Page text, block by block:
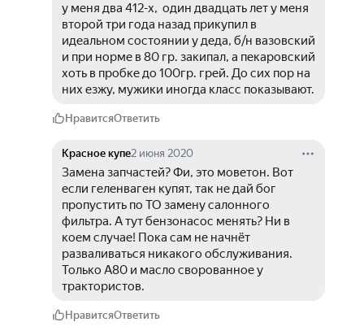
у меня два 412-х,  один двадцать лет у меня
второй три года назад прикупил в
идеальном состоянии у деда, б/н вазовский
и при норме в 80 гр. закипал, а пекаровский
хоть в пробке до 100гр. грей. До сих пор на
них езжу, мужики иногда класс показывают.
НравитсяОтветить
Красное купе2 июня 2020
Замена запчастей? Фи, это моветон. Вот
если геленваген купят, так не дай бог
пропустить по ТО замену салонного
фильтра. А тут бензонасос менять? Ни в
коем случае! Пока сам не начнёт
разваливаться никакого обслуживания.
Только А80 и масло сворованное у
трактористов.
НравитсяОтветить